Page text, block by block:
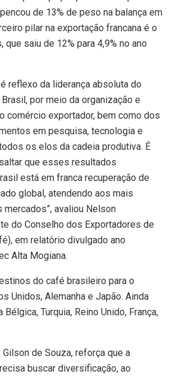
de 13% de peso na balança em
pilar na exportação francana é o
saiu de 12% para 4,9% no ano
reflexo da liderança absoluta do
por meio da organização e
comércio exportador, bem como dos
em pesquisa, tecnologia e
os elos da cadeia produtiva. É
que esses resultados
está em franca recuperação de
global, atendendo aos mais
avaliou Nelson
do Conselho dos Exportadores de
em relatório divulgado ano
Alta Mogiana.
do café brasileiro para o
Unidos, Alemanha e Japão. Ainda
Turquia, Reino Unido, França,
de Souza, reforça que a
buscar diversificação, ao